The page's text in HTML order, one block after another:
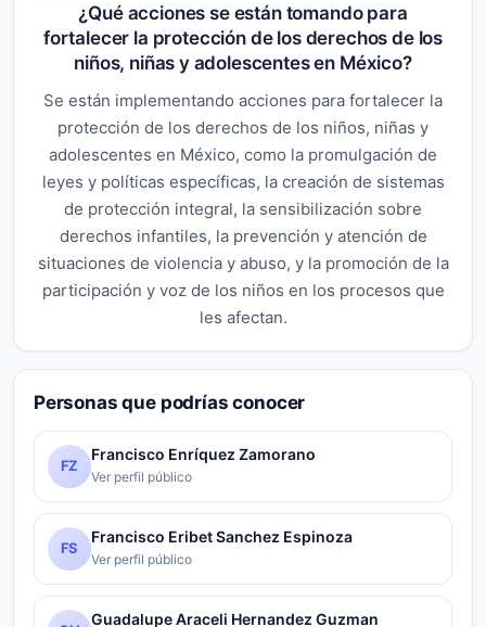
¿Qué acciones se están tomando para
fortalecer la protección de los derechos de los
niños, niñas y adolescentes en México?
Se están implementando acciones para fortalecer la
protección de los derechos de los niños, niñas y
adolescentes en México, como la promulgación de
leyes y políticas específicas, la creación de sistemas
de protección integral, la sensibilización sobre
derechos infantiles, la prevención y atención de
situaciones de violencia y abuso, y la promoción de la
participación y voz de los niños en los procesos que
les afectan.
Personas que podrías conocer
FZ
Francisco Enríquez Zamorano
Ver perfil público
FS
Francisco Eribet Sanchez Espinoza
Ver perfil público
Guadalupe Araceli Hernandez Guzman